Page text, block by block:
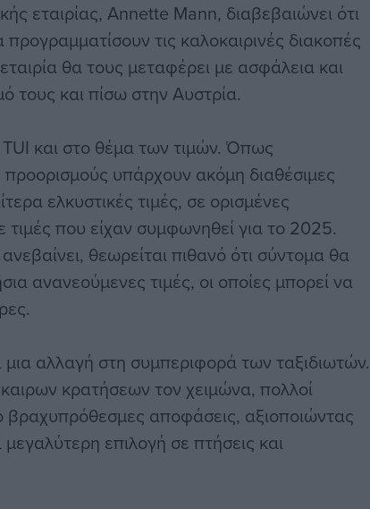
εταιρίας, Annette Mann, διαβεβαιώνει ότι
τις καλοκαιρινές διακοπές
θα τους μεταφέρει με ασφάλεια και
τους και πίσω στην Αυστρία.
TUI και στο θέμα των τιμών. Όπως
προορισμούς υπάρχουν ακόμη διαθέσιμες
ελκυστικές τιμές, σε ορισμένες
τιμές που είχαν συμφωνηθεί για το 2025.
θεωρείται πιθανό ότι σύντομα θα
ανανεούμενες τιμές, οι οποίες μπορεί να
μια αλλαγή στη συμπεριφορά των ταξιδιωτών.
κρατήσεων τον χειμώνα, πολλοί
βραχυπρόθεσμες αποφάσεις, αξιοποιώντας
επιλογή σε πτήσεις και